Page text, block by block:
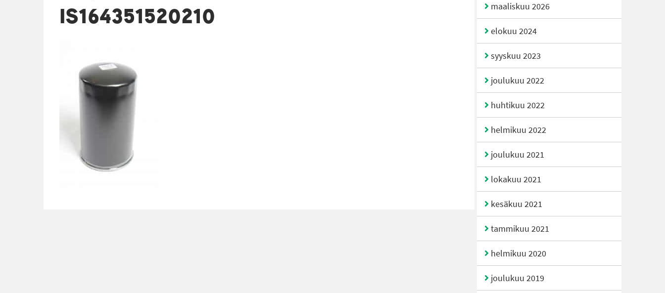
IS164351520210 maaliskuu 2026
elokuu 2024
syyskuu 2023
joulukuu 2022
huhtikuu 2022
helmikuu 2022
joulukuu 2021
lokakuu 2021
kesäkuu 2021
tammikuu 2021
helmikuu 2020
joulukuu 2019